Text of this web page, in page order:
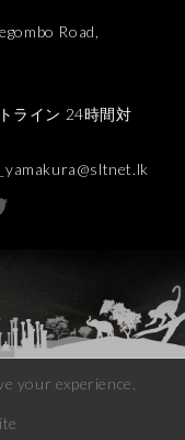
Road,
ライン 24時間対
your experience.